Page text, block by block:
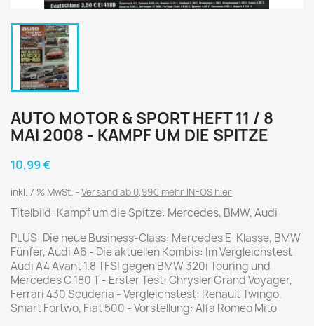
AUTO MOTOR & SPORT HEFT 11 / 8
MAI 2008 - KAMPF UM DIE SPITZE
10,99 €
inkl. 7 % MwSt. Versand ab 0,99€ mehr INFOS hier
Titelbild: Kampf um die Spitze: Mercedes, BMW, Audi
PLUS: Die neue Business-Class: Mercedes E-Klasse, BMW
Fünfer, Audi A6 - Die aktuellen Kombis: Im Vergleichstest
Audi A4 Avant 1.8 TFSI gegen BMW 320i Touring und
Mercedes C 180 T - Erster Test: Chrysler Grand Voyager,
Ferrari 430 Scuderia - Vergleichstest: Renault Twingo,
Smart Fortwo, Fiat 500 - Vorstellung: Alfa Romeo Mito